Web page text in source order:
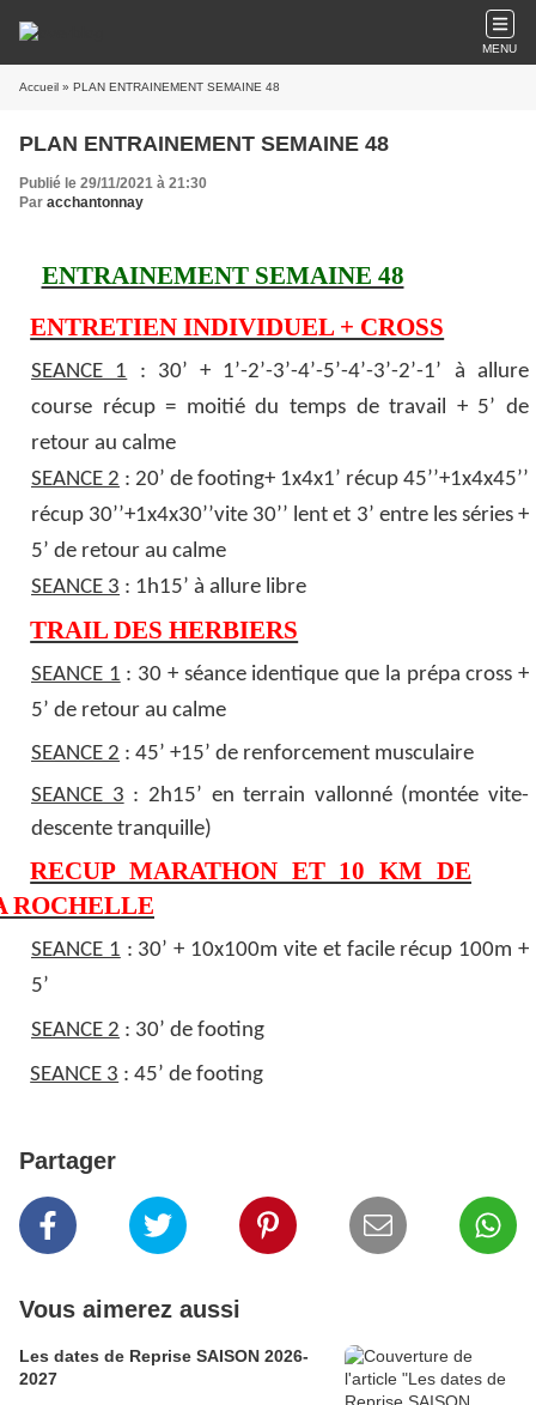
MENU
Accueil » PLAN ENTRAINEMENT SEMAINE 48
PLAN ENTRAINEMENT SEMAINE 48
Publié le 29/11/2021 à 21:30
Par acchantonnay
ENTRAINEMENT SEMAINE 48
ENTRETIEN INDIVIDUEL + CROSS
SEANCE 1 : 30’ + 1’-2’-3’-4’-5’-4’-3’-2’-1’ à allure
course récup = moitié du temps de travail + 5’ de
retour au calme
SEANCE 2 : 20’ de footing+ 1x4x1’ récup 45’’+1x4x45’’
récup 30’’+1x4x30’’vite 30’’ lent et 3’ entre les séries +
5’ de retour au calme
SEANCE 3 : 1h15’ à allure libre
TRAIL DES HERBIERS
SEANCE 1 : 30 + séance identique que la prépa cross +
5’ de retour au calme
SEANCE 2 : 45’ +15’ de renforcement musculaire
SEANCE 3 : 2h15’ en terrain vallonné (montée vite-
descente tranquille)
RECUP MARATHON ET 10 KM DE
ROCHELLE
SEANCE 1 : 30’ + 10x100m vite et facile récup 100m +
5’
SEANCE 2 : 30’ de footing
SEANCE 3 : 45’ de footing
Partager
Vous aimerez aussi
Les dates de Reprise SAISON 2026-
2027